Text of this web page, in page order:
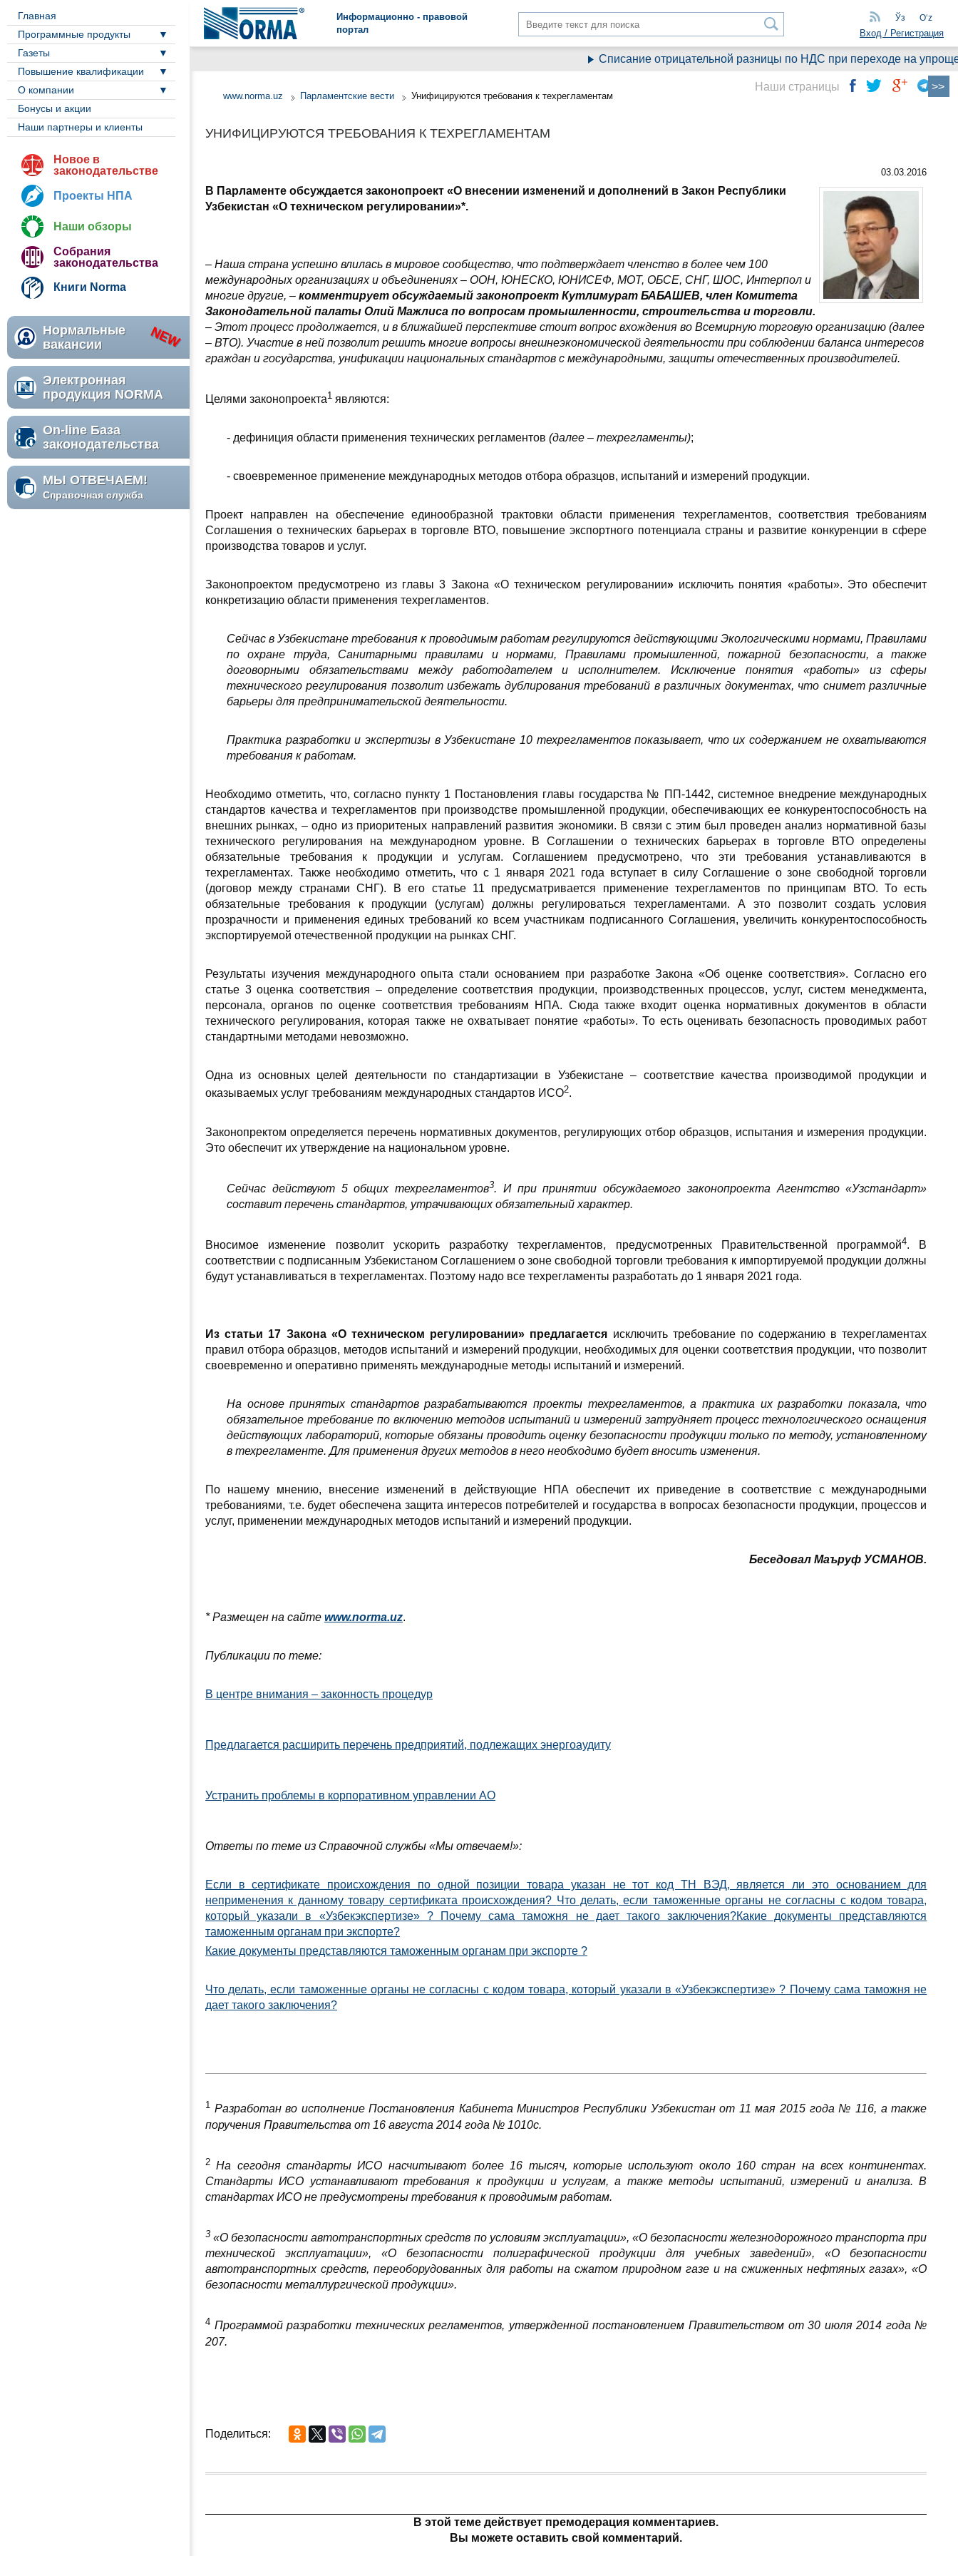
Информационно - правовой
портал
Ўз Oʻz
Вход / Регистрация
Главная
Программные продукты
Газеты
Повышение квалификации
О компании
Бонусы и акции
Наши партнеры и клиенты
Новое в
законодательстве
Проекты НПА
Наши обзоры
Собрания
законодательства
Книги Norma
Нормальные
вакансии
Электронная
продукция NORMA
On-line База
законодательства
МЫ ОТВЕЧАЕМ!
Справочная служба
Списание отрицательной разницы по НДС при переходе на упрощенный
www.norma.uz Парламентские вести Унифицируются требования к техрегламентам
УНИФИЦИРУЮТСЯ ТРЕБОВАНИЯ К ТЕХРЕГЛАМЕНТАМ
03.03.2016
В Парламенте обсуждается законопроект «О внесении изменений и дополнений в Закон Республики
Узбекистан «О техническом регулировании»*.
– Наша страна успешно влилась в мировое сообщество, что подтверждает членство в более чем 100
международных организациях и объединениях – ООН, ЮНЕСКО, ЮНИСЕФ, МОТ, ОБСЕ, СНГ, ШОС, Интерпол и
многие другие, – комментирует обсуждаемый законопроект Кутлимурат БАБАШЕВ, член Комитета
Законодательной палаты Олий Мажлиса по вопросам промышленности, строительства и торговли.
– Этот процесс продолжается, и в ближайшей перспективе стоит вопрос вхождения во Всемирную торговую организацию (далее
– ВТО). Участие в ней позволит решить многие вопросы внешнеэкономической деятельности при соблюдении баланса интересов
граждан и государства, унификации национальных стандартов с международными, защиты отечественных производителей.
Целями законопроекта1 являются:
- дефиниция области применения технических регламентов (далее – техрегламенты);
- своевременное применение международных методов отбора образцов, испытаний и измерений продукции.
Проект направлен на обеспечение единообразной трактовки области применения техрегламентов, соответствия требованиям
Соглашения о технических барьерах в торговле ВТО, повышение экспортного потенциала страны и развитие конкуренции в сфере
производства товаров и услуг.
Законопроектом предусмотрено из главы 3 Закона «О техническом регулировании» исключить понятия «работы». Это обеспечит
конкретизацию области применения техрегламентов.
Сейчас в Узбекистане требования к проводимым работам регулируются действующими Экологическими нормами, Правилами
по охране труда, Санитарными правилами и нормами, Правилами промышленной, пожарной безопасности, а также
договорными обязательствами между работодателем и исполнителем. Исключение понятия «работы» из сферы
технического регулирования позволит избежать дублирования требований в различных документах, что снимет различные
барьеры для предпринимательской деятельности.
Практика разработки и экспертизы в Узбекистане 10 техрегламентов показывает, что их содержанием не охватываются
требования к работам.
Необходимо отметить, что, согласно пункту 1 Постановления главы государства № ПП-1442, системное внедрение международных
стандартов качества и техрегламентов при производстве промышленной продукции, обеспечивающих ее конкурентоспособность на
внешних рынках, – одно из приоритеных направлений развития экономики. В связи с этим был проведен анализ нормативной базы
технического регулирования на международном уровне. В Соглашении о технических барьерах в торговле ВТО определены
обязательные требования к продукции и услугам. Соглашением предусмотрено, что эти требования устанавливаются в
техрегламентах. Также необходимо отметить, что с 1 января 2021 года вступает в силу Соглашение о зоне свободной торговли
(договор между странами СНГ). В его статье 11 предусматривается применение техрегламентов по принципам ВТО. То есть
обязательные требования к продукции (услугам) должны регулироваться техрегламентами. А это позволит создать условия
прозрачности и применения единых требований ко всем участникам подписанного Соглашения, увеличить конкурентоспособность
экспортируемой отечественной продукции на рынках СНГ.
Результаты изучения международного опыта стали основанием при разработке Закона «Об оценке соответствия». Согласно его
статье 3 оценка соответствия – определение соответствия продукции, производственных процессов, услуг, систем менеджмента,
персонала, органов по оценке соответствия требованиям НПА. Сюда также входит оценка нормативных документов в области
технического регулирования, которая также не охватывает понятие «работы». То есть оценивать безопасность проводимых работ
стандартными методами невозможно.
Одна из основных целей деятельности по стандартизации в Узбекистане – соответствие качества производимой продукции и
оказываемых услуг требованиям международных стандартов ИСО2.
Законопректом определяется перечень нормативных документов, регулирующих отбор образцов, испытания и измерения продукции.
Это обеспечит их утверждение на национальном уровне.
Сейчас действуют 5 общих техрегламентов3. И при принятии обсуждаемого законопроекта Агентство «Узстандарт»
составит перечень стандартов, утрачивающих обязательный характер.
Вносимое изменение позволит ускорить разработку техрегламентов, предусмотренных Правительственной программой4. В
соответствии с подписанным Узбекистаном Соглашением о зоне свободной торговли требования к импортируемой продукции должны
будут устанавливаться в техрегламентах. Поэтому надо все техрегламенты разработать до 1 января 2021 года.
Из статьи 17 Закона «О техническом регулировании» предлагается исключить требование по содержанию в техрегламентах
правил отбора образцов, методов испытаний и измерений продукции, необходимых для оценки соответствия продукции, что позволит
своевременно и оперативно применять международные методы испытаний и измерений.
На основе принятых стандартов разрабатываются проекты техрегламентов, а практика их разработки показала, что
обязательное требование по включению методов испытаний и измерений затрудняет процесс технологического оснащения
действующих лабораторий, которые обязаны проводить оценку безопасности продукции только по методу, установленному
в техрегламенте. Для применения других методов в него необходимо будет вносить изменения.
По нашему мнению, внесение изменений в действующие НПА обеспечит их приведение в соответствие с международными
требованиями, т.е. будет обеспечена защита интересов потребителей и государства в вопросах безопасности продукции, процессов и
услуг, применении международных методов испытаний и измерений продукции.
Беседовал Маъруф УСМАНОВ.
* Размещен на сайте www.norma.uz.
Публикации по теме:
В центре внимания – законность процедур
Предлагается расширить перечень предприятий, подлежащих энергоаудиту
Устранить проблемы в корпоративном управлении АО
Ответы по теме из Справочной службы «Мы отвечаем!»:
Если в сертификате происхождения по одной позиции товара указан не тот код ТН ВЭД, является ли это основанием для
неприменения к данному товару сертификата происхождения? Что делать, если таможенные органы не согласны с кодом товара,
который указали в «Узбекэкспертизе» ? Почему сама таможня не дает такого заключения?Какие документы представляются
таможенным органам при экспорте?
Какие документы представляются таможенным органам при экспорте ?
Что делать, если таможенные органы не согласны с кодом товара, который указали в «Узбекэкспертизе» ? Почему сама таможня не
дает такого заключения?
1 Разработан во исполнение Постановления Кабинета Министров Республики Узбекистан от 11 мая 2015 года № 116, а также
поручения Правительства от 16 августа 2014 года № 1010с.
2 На сегодня стандарты ИСО насчитывают более 16 тысяч, которые используют около 160 стран на всех континентах.
Стандарты ИСО устанавливают требования к продукции и услугам, а также методы испытаний, измерений и анализа. В
стандартах ИСО не предусмотрены требования к проводимым работам.
3 «О безопасности автотранспортных средств по условиям эксплуатации», «О безопасности железнодорожного транспорта при
технической эксплуатации», «О безопасности полиграфической продукции для учебных заведений», «О безопасности
автотранспортных средств, переоборудованных для работы на сжатом природном газе и на сжиженных нефтяных газах», «О
безопасности металлургической продукции».
4 Программой разработки технических регламентов, утвержденной постановлением Правительством от 30 июля 2014 года №
207.
Поделиться:
В этой теме действует премодерация комментариев.
Вы можете оставить свой комментарий.
Наши страницы